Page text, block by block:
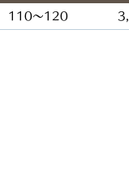
110〜120